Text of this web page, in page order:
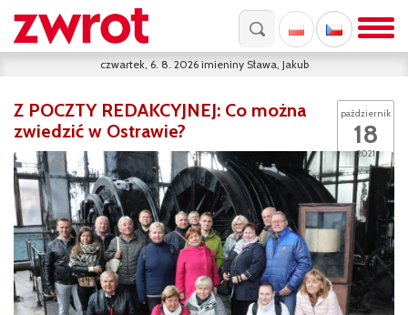
czwartek, 6. 8. 2026 imieniny Sława, Jakub
październik
18
2021
Z POCZTY REDAKCYJNEJ: Co można
zwiedzić w Ostrawie?